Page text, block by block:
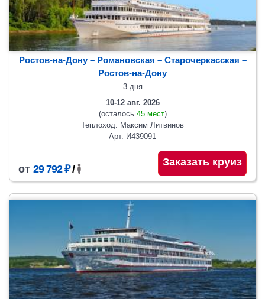
Ростов-на-Дону – Романовская – Старочеркасская –
Ростов-на-Дону
3 дня
10-12 авг. 2026
(осталось 45 мест)
Теплоход: Максим Литвинов
Арт. И439091
от 29 792 ₽/
Заказать круиз